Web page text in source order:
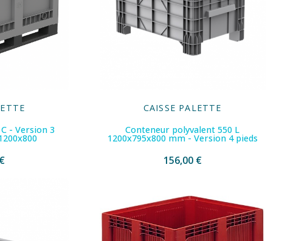
- Version 3
CAISSE PALETTE
Conteneur polyvalent 550 L
1200x795x800 mm - Version 4 pieds
156,00 €